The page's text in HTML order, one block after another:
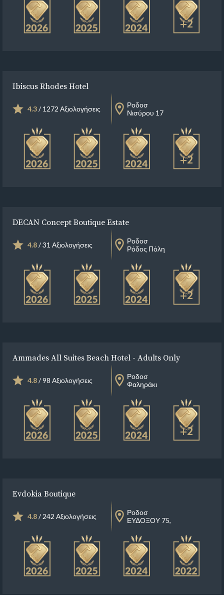
+2
Ibiscus Rhodes Hotel
4.3/ 1272 Αξιολογήσεις
Ροδοσ
Νισύρου 17
+2
DECAN Concept Boutique Estate
4.8/ 31 Αξιολογήσεις
Ροδοσ
Ρόδος Πόλη
+2
Ammades All Suites Beach Hotel - Adults Only
4.8/ 98 Αξιολογήσεις
Ροδοσ
Φαληράκι
+2
Evdokia Boutique
4.8/ 242 Αξιολογήσεις
Ροδοσ
ΕΥΔΟΞΟΥ 75,